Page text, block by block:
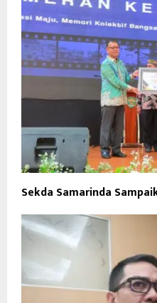
Sekda Samarinda